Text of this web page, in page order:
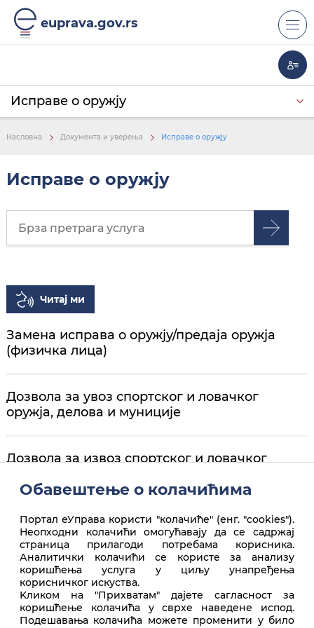
euprava.gov.rs
Документа и уверења
Јединствени бирачки списак
Лична карта и пасош
Пребивалиште и боравиште
еИзвод / еДржављанство
Уверења и потврде
еСагласност
Исправе о оружју
Боравак странца
Електронски сертификат и потпис
Насловна Документа и уверења Исправе о оружју
Исправе о оружју
Читај ми
Заменa исправа о оружју/предаја оружја
(физичка лица)
Дозвола за увоз спортског и ловачког
оружја, делова и муниције
Дозвола за извоз спортског и ловачког
Врх стране
Обавештење о колачићима
Портал еУправа користи "колачиће" (енг. "cookies").
Неопходни колачићи омогућавају да се садржај
страница прилагоди потребама корисника.
Аналитички колачићи се користе за анализу
коришћења услуга у циљу унапређења
корисничког искуства.
Kликом на "Прихватам" дајете сагласност за
коришћење колачића у сврхе наведене испод.
Подешавања колачића можете променити у било